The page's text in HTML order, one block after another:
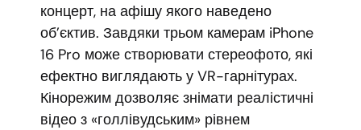
концерт, на афішу якого наведено
об’єктив. Завдяки трьом камерам iPhone
16 Pro може створювати стереофото, які
ефектно виглядають у VR-гарнітурах.
Кінорежим дозволяє знімати реалістичні
відео з «голлівудським» рівнем